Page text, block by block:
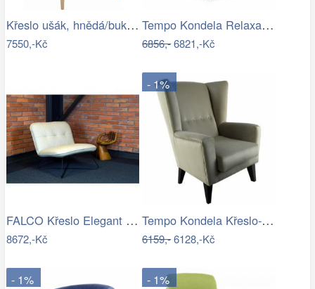
Křeslo ušák, hnědá/buk, BREDLY Mdum
7550,-Kč
Tempo Kondela Relaxační křeslo FOREST -…
6856,-6821,-Kč
FALCO Křeslo Elegant kůže Toledo /vtahy…
8672,-Kč
- 1%
Tempo Kondela Křeslo-ušák Rodeza -…
6159,-6128,-Kč
- 1% - 1%